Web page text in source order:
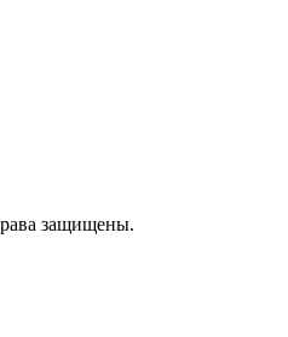
защищены.